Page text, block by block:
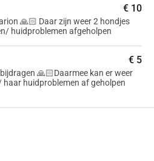
€ 10
🙏🏻 Daar zijn weer 2 hondjes
huidproblemen afgeholpen
€ 5
🙏🏻Daarmee kan er weer
haar huidproblemen af geholpen